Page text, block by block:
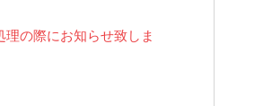
の際にお知らせ致しま